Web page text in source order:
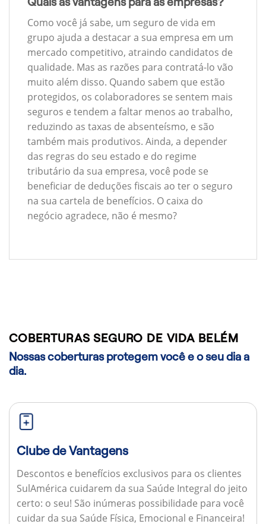
Como você já sabe, um seguro de vida em
grupo ajuda a destacar a sua empresa em um
mercado competitivo, atraindo candidatos de
qualidade. Mas as razões para contratá-lo vão
muito além disso. Quando sabem que estão
protegidos, os colaboradores se sentem mais
seguros e tendem a faltar menos ao trabalho,
reduzindo as taxas de absenteísmo, e são
também mais produtivos. Ainda, a depender
das regras do seu estado e do regime
tributário da sua empresa, você pode se
beneficiar de deduções fiscais ao ter o seguro
na sua cartela de benefícios. O caixa do
negócio agradece, não é mesmo?
COBERTURAS SEGURO DE VIDA BELÉM
Nossas coberturas protegem você e o seu dia a
dia.
Clube de Vantagens
Descontos e benefícios exclusivos para os clientes
SulAmérica cuidarem da sua Saúde Integral do jeito
certo: o seu! São inúmeras possibilidade para você
cuidar da sua Saúde Física, Emocional e Financeira!